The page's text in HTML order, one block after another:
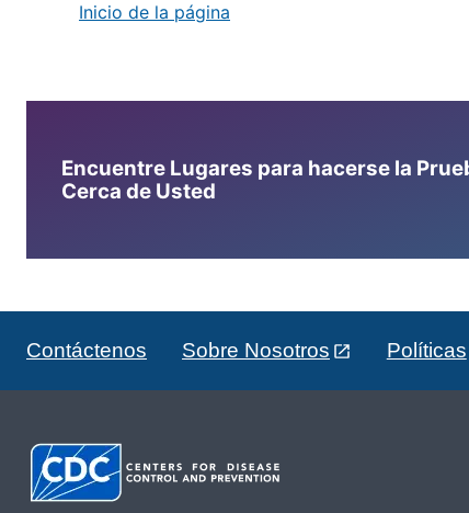
Inicio de la página
Encuentre Lugares para hacerse la
Cerca de Usted
Contáctenos Sobre Nosotros Políticas